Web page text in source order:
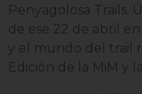
Penyagolosa Trails.
de ese 22 de abril
y el mundo del trail
Edición de la MiM y la